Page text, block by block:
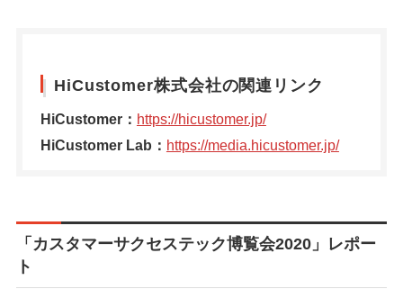
HiCustomer株式会社の関連リンク
HiCustomer： https://hicustomer.jp/
HiCustomer Lab： https://media.hicustomer.jp/
「カスタマーサクセステック博覧会2020」レポー
ト